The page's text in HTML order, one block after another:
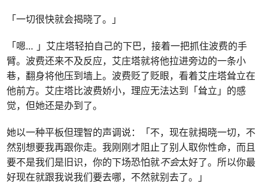
「一切很快就会揭晓了。」
「嗯… 」艾庄塔轻拍自己的下巴，接着一把抓住波费的手
臂。波费还来不及反应，艾庄塔就将他拉进旁边的一条小
巷，翻身将他压到墙上。波费贬了贬眼，看着艾庄塔耸立在
他前方。艾庄塔比波费娇小，理应无法达到「耸立」的感
觉，但她还是办到了。
她以一种平板但理智的声调说：「不，现在就揭晓一切，不
然别想要我再跟你走。我刚刚才阻止了别人取你性命，而且
要不是我们是旧识，你的下场恐怕就不会太好了。所以你最
好现在就跟我说我们要去哪，不然就别去了。」